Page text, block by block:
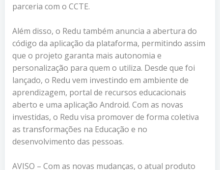
parceria com o CCTE.
Além disso, o Redu também anuncia a abertura do
código da aplicação da plataforma, permitindo assim
que o projeto garanta mais autonomia e
personalização para quem o utiliza. Desde que foi
lançado, o Redu vem investindo em ambiente de
aprendizagem, portal de recursos educacionais
aberto e uma aplicação Android. Com as novas
investidas, o Redu visa promover de forma coletiva
as transformações na Educação e no
desenvolvimento das pessoas.
AVISO – Com as novas mudanças, o atual produto